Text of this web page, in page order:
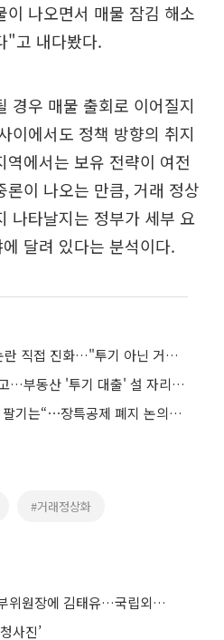
나오면서 매물 잠김 해소
"고 내다봤다.
경우 매물 출회로 이어질지
이에서도 정책 방향의 취지
에서는 보유 전략이 여전
론이 나오는 만큼, 거래 정상
나타날지는 정부가 세부 요
달려 있다는 분석이다.
李대통령, 비거주 1주택 논란 직접 진화…"투기 아닌 거래 정상화"
李대통령 SNS에 담긴 경고…부동산 '투기 대출' 설 자리 없다
“버틸 이유는 없지만 지금 팔기는“⋯장특공제 폐지 논의에 집주인들 매도 저울질
#거래정상화
이 대통령, 규제합리화위 부위원장에 김태유…국립외교원장 김흥규
사진’